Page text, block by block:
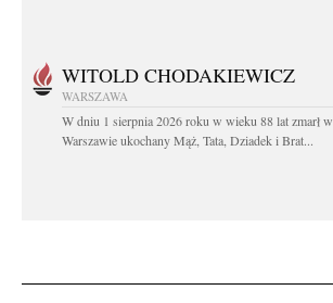
WITOLD CHODAKIEWICZ
WARSZAWA
W dniu 1 sierpnia 2026 roku w wieku 88 lat zmarł w
Warszawie ukochany Mąż, Tata, Dziadek i Brat...